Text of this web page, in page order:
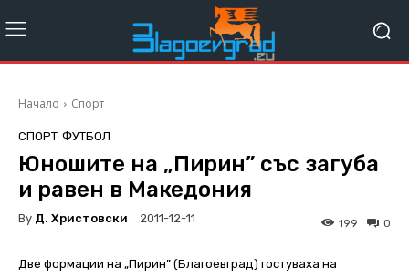
Начало Спорт
СПОРТ ФУТБОЛ
Юношите на „Пирин” със загуба
и равен в Македония
By Д. Христовски 2011-12-11 0
199
Две формации на „Пирин” (Благоевград) гостуваха на